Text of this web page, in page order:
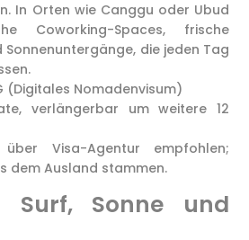
In Orten wie Canggu oder Ubud
Coworking-Spaces, frische
die jeden Tag
(Digitales Nomadenvisum)
verlängerbar um weitere 12
Visa-Agentur empfohlen;
dem Ausland stammen.
Surf, Sonne und